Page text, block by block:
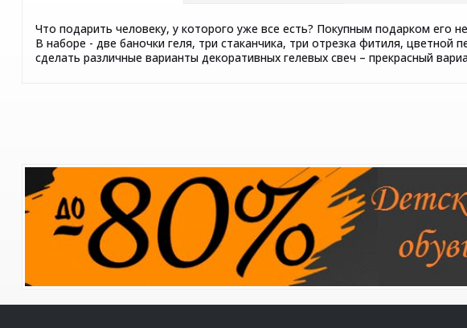
Что подарить человеку, у которого уже все есть? Покупным подарком его
В наборе - две баночки геля, три стаканчика, три отрезка фитиля,
сделать различные варианты декоративных гелевых свеч – прекрасный